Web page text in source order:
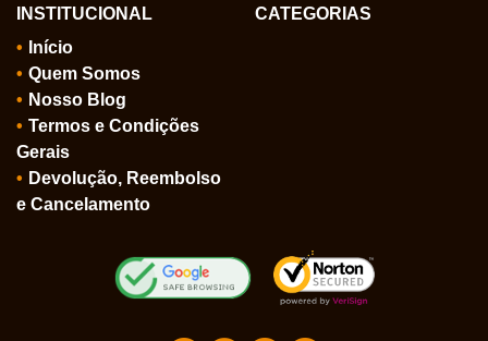
INSTITUCIONAL
Início
Quem Somos
Nosso Blog
Termos e Condições
Gerais
Devolução, Reembolso
e Cancelamento
CATEGORIAS